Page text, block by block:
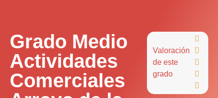
Grado Medio
Actividades
Comerciales
Valoración
de este
grado




